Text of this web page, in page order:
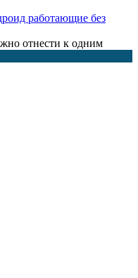
работающие без
отнести к одним